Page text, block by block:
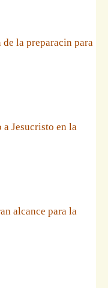
la preparacin para
a Jesucristo en la
alcance para la